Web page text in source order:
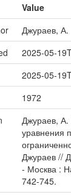
Value
Джураев, А.
2025-05-
2025-05-
1972
Джураев, А.
уравнения
Джураев //
- Москва :
742-745.